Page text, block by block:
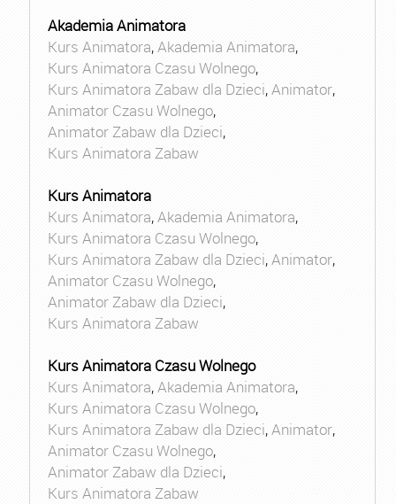
Akademia Animatora
Kurs Animatora,Akademia Animatora,
Kurs Animatora Czasu Wolnego,
Kurs Animatora Zabaw dla Dzieci,Animator,
Animator Czasu Wolnego,
Animator Zabaw dla Dzieci,
Kurs Animatora Zabaw
Kurs Animatora
Kurs Animatora,Akademia Animatora,
Kurs Animatora Czasu Wolnego,
Kurs Animatora Zabaw dla Dzieci,Animator,
Animator Czasu Wolnego,
Animator Zabaw dla Dzieci,
Kurs Animatora Zabaw
Kurs Animatora Czasu Wolnego
Kurs Animatora,Akademia Animatora,
Kurs Animatora Czasu Wolnego,
Kurs Animatora Zabaw dla Dzieci,Animator,
Animator Czasu Wolnego,
Animator Zabaw dla Dzieci,
Kurs Animatora Zabaw